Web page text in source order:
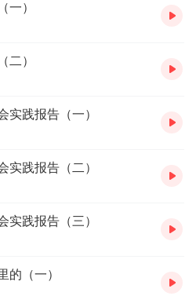
一）
二）
实践报告（一）
实践报告（二）
实践报告（三）
的（一）